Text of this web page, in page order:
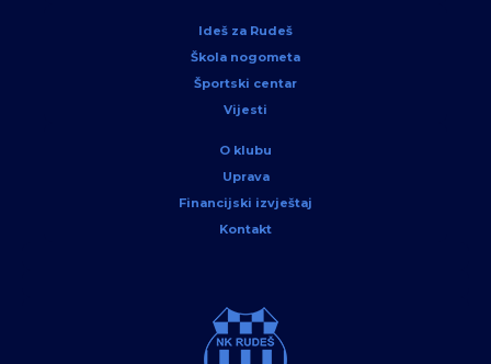
Ideš za Rudeš
Škola nogometa
Športski centar
Vijesti
O klubu
Uprava
Financijski izvještaj
Kontakt